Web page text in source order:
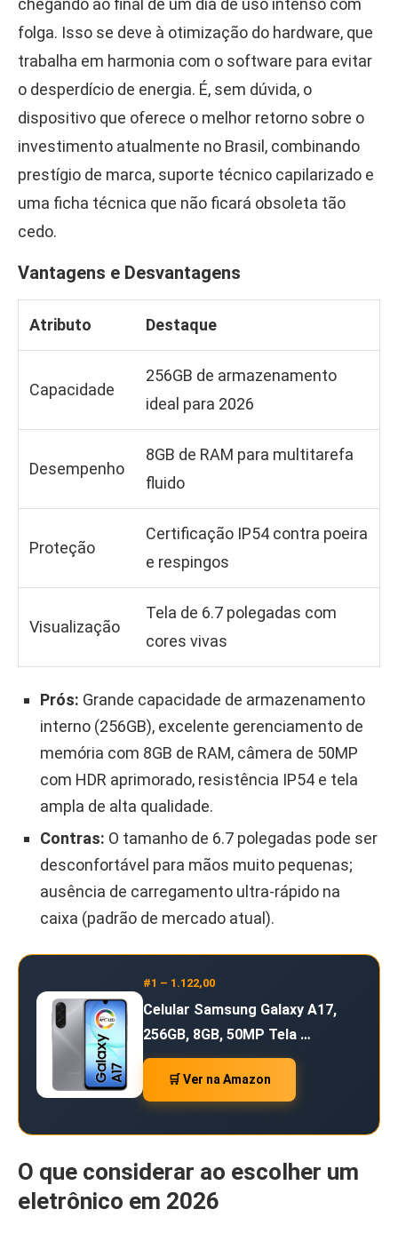
chegando ao final de um dia de uso intenso com
folga. Isso se deve à otimização do hardware, que
trabalha em harmonia com o software para evitar
o desperdício de energia. É, sem dúvida, o
dispositivo que oferece o melhor retorno sobre o
investimento atualmente no Brasil, combinando
prestígio de marca, suporte técnico capilarizado e
uma ficha técnica que não ficará obsoleta tão
cedo.
Vantagens e Desvantagens
Atributo Destaque
Capacidade
256GB de armazenamento
ideal para 2026
Desempenho
8GB de RAM para multitarefa
fluido
Proteção
Certificação IP54 contra poeira
e respingos
Visualização
Tela de 6.7 polegadas com
cores vivas
Prós: Grande capacidade de armazenamento
interno (256GB), excelente gerenciamento de
memória com 8GB de RAM, câmera de 50MP
com HDR aprimorado, resistência IP54 e tela
ampla de alta qualidade.
Contras: O tamanho de 6.7 polegadas pode ser
desconfortável para mãos muito pequenas;
ausência de carregamento ultra-rápido na
caixa (padrão de mercado atual).
#1 – 1.122,00
Celular Samsung Galaxy A17,
256GB, 8GB, 50MP Tela …
🛒 Ver na Amazon
O que considerar ao escolher um
eletrônico em 2026